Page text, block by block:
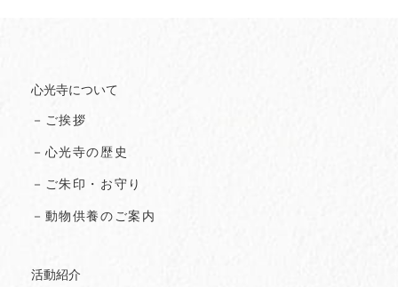
心光寺について
－ご挨拶
－心光寺の歴史
－ご朱印・お守り
－動物供養のご案内
活動紹介